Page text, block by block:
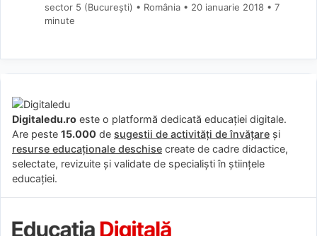
sector 5 (Bucureşti) • România
20 ianuarie 2018 • 7
minute
Digitaledu.ro este o platformă dedicată educației digitale.
Are peste 15.000 de sugestii de activități de învățare și
resurse educaționale deschise create de cadre didactice,
selectate, revizuite și validate de specialiști în științele
educației.